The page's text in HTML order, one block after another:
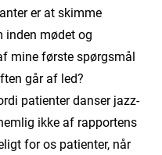
er at skimme
inden mødet og
mine første spørgsmål
går af led?
patienter danser jazz-
ikke af rapportens
for os patienter, når